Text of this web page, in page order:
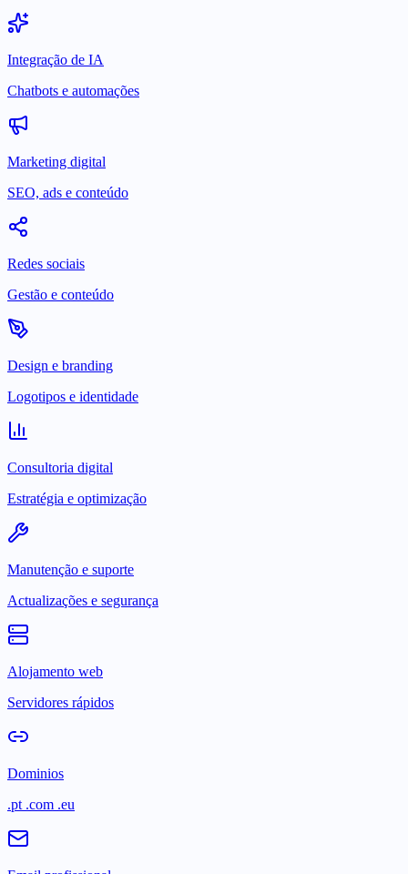
Integração de IA
Chatbots e automações
Marketing digital
SEO, ads e conteúdo
Redes sociais
Gestão e conteúdo
Design e branding
Logotipos e identidade
Consultoria digital
Estratégia e optimização
Manutenção e suporte
Actualizações e segurança
Alojamento web
Servidores rápidos
Dominios
.pt .com .eu